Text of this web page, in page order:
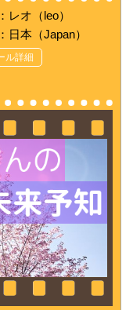
オ（leo）
日本（Japan）
ル詳細